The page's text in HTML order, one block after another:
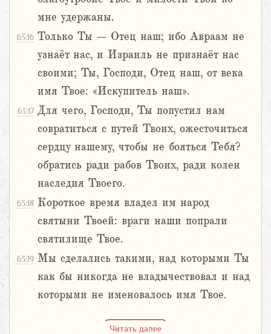
мне удержаны.
63:16 Только Ты – Отец наш; ибо Авраам не
узнаёт нас, и Израиль не признаёт нас
своими; Ты, Господи, Отец наш, от века
имя Твое: «Искупитель наш».
63:17 Для чего, Господи, Ты попустил нам
совратиться с путей Твоих, ожесточиться
сердцу нашему, чтобы не бояться Тебя?
обратись ради рабов Твоих, ради колен
наследия Твоего.
63:18 Короткое время владел им народ
святыни Твоей: враги наши попрали
святилище Твое.
63:19 Мы сделались такими, над которыми Ты
как бы никогда не владычествовал и над
которыми не именовалось имя Твое.
Читать далее